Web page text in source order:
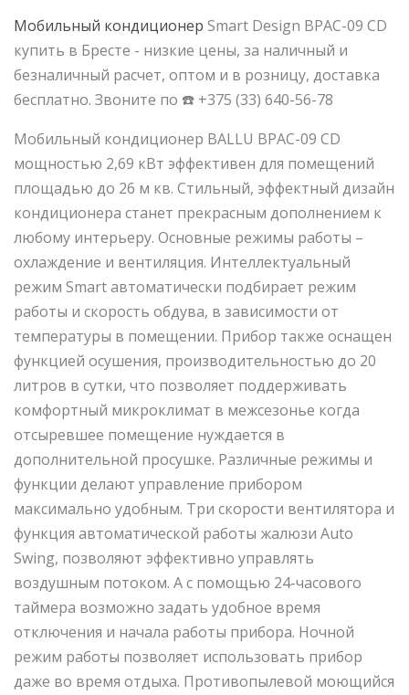
Мобильный кондиционер Smart Design BPAC-09 CD
купить в Бресте - низкие цены, за наличный и
безналичный расчет, оптом и в розницу, доставка
бесплатно. Звоните по ☎️ +375 (33) 640-56-78
Мобильный кондиционер BALLU BPAC-09 CD
мощностью 2,69 кВт эффективен для помещений
площадью до 26 м кв. Стильный, эффектный дизайн
кондиционера станет прекрасным дополнением к
любому интерьеру. Основные режимы работы –
охлаждение и вентиляция. Интеллектуальный
режим Smart автоматически подбирает режим
работы и скорость обдува, в зависимости от
температуры в помещении. Прибор также оснащен
функцией осушения, производительностью до 20
литров в сутки, что позволяет поддерживать
комфортный микроклимат в межсезонье когда
отсыревшее помещение нуждается в
дополнительной просушке. Различные режимы и
функции делают управление прибором
максимально удобным. Три скорости вентилятора и
функция автоматической работы жалюзи Auto
Swing, позволяют эффективно управлять
воздушным потоком. А с помощью 24-часового
таймера возможно задать удобное время
отключения и начала работы прибора. Ночной
режим работы позволяет использовать прибор
даже во время отдыха. Противопылевой моющийся